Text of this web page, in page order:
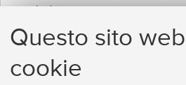
Questo sito
cookie
con l'editore ASME.
1 2